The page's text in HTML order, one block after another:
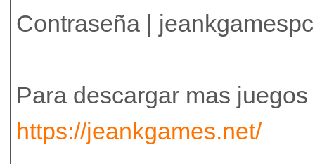
Contraseña | jeankgamespc
Para descargar mas
https://jeankgames.net/